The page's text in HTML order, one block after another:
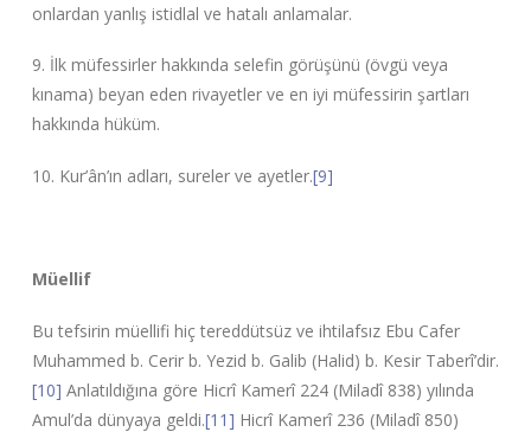
onlardan yanlış istidlal ve hatalı anlamalar.
9. İlk müfessirler hakkında selefin görüşünü (övgü veya
kınama) beyan eden rivayetler ve en iyi müfessirin şartları
hakkında hüküm.
10. Kur’ân’ın adları, sureler ve ayetler.[9]
Müellif
Bu tefsirin müellifi hiç tereddütsüz ve ihtilafsız Ebu Cafer
Muhammed b. Cerir b. Yezid b. Galib (Halid) b. Kesir Taberî’dir.
[10] Anlatıldığına göre Hicrî Kamerî 224 (Miladî 838) yılında
Amul’da dünyaya geldi.[11] Hicrî Kamerî 236 (Miladî 850)